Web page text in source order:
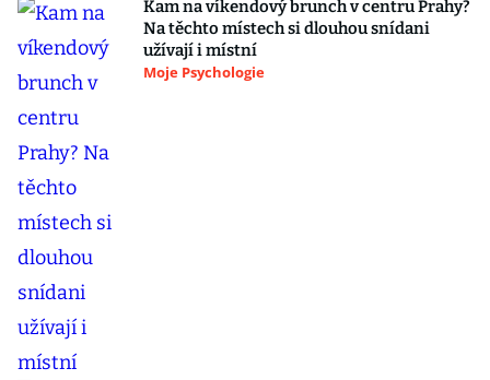
Kam na víkendový brunch v centru Prahy?
Na těchto místech si dlouhou snídani
užívají i místní
Moje Psychologie